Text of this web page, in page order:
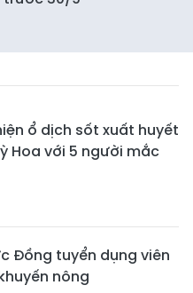
ổ dịch sốt xuất huyết
Hoa với 5 người mắc
Đồng tuyển dụng viên
nông